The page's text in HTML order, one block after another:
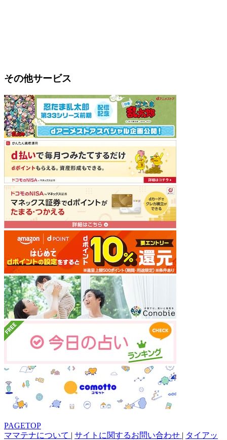
その他サービス
PAGETOP
ママテナについて | サイトに関するお問い合わせ | タイアッ